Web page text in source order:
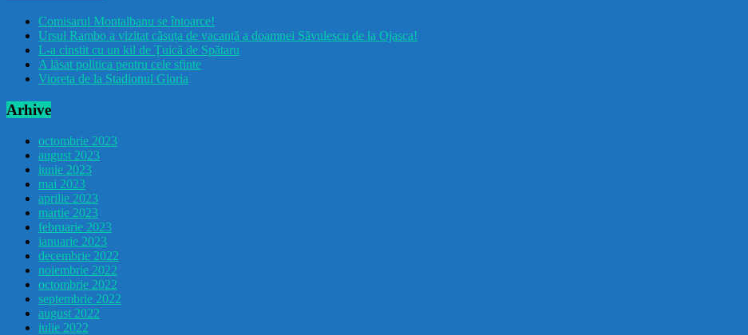
Comisarul Montalbanu se întoarce!
Ursul Rambo a vizitat căsuța de vacanță a doamnei Săvulescu de la Ojasca!
L-a cinstit cu un kil de Țuică de Spătaru
A lăsat politica pentru cele sfinte
Vioreta de la Stadionul Gloria
Arhive
octombrie 2023
august 2023
iunie 2023
mai 2023
aprilie 2023
martie 2023
februarie 2023
ianuarie 2023
decembrie 2022
noiembrie 2022
octombrie 2022
septembrie 2022
august 2022
iulie 2022